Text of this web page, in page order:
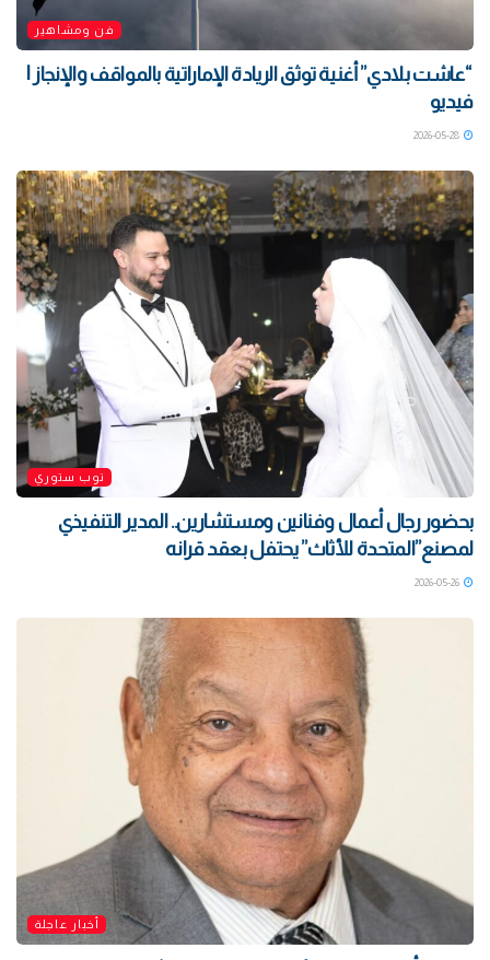
فن ومشاهير
“عاشت بلادي” أغنية توثق الريادة الإماراتية بالمواقف والإنجاز |
فيديو
توب ستوري
بحضور رجال أعمال وفنانين ومستشارين.. المدير التنفيذي
لمصنع”المتحدة للأثاث” يحتفل بعقد قرانه
أخبار عاجلة